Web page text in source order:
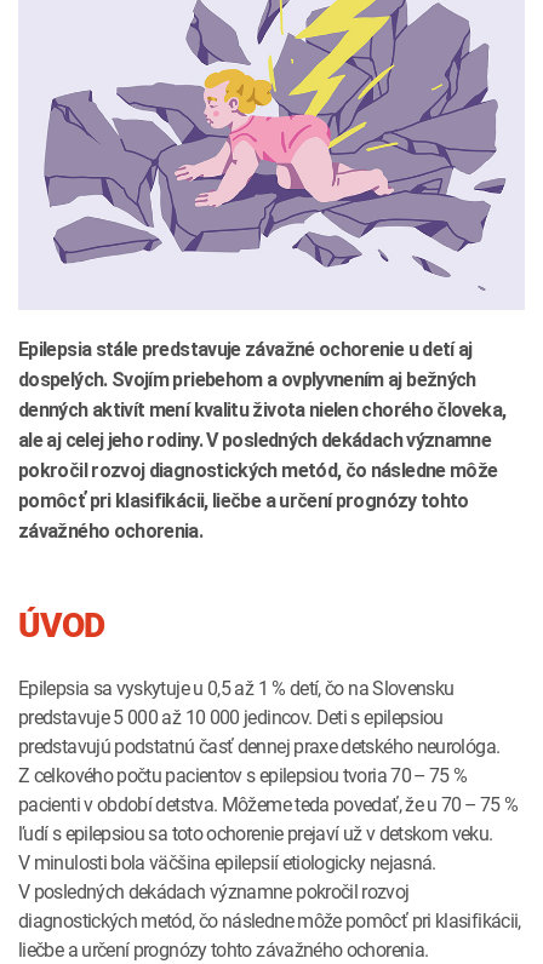
Epilepsia stále predstavuje závažné ochorenie u detí aj
dospelých. Svojím priebehom a ovplyvnením aj bežných
denných aktivít mení kvalitu života nielen chorého človeka,
ale aj celej jeho rodiny. V posledných dekádach významne
pokročil rozvoj diagnostických metód, čo následne môže
pomôcť pri klasifikácii, liečbe a určení prognózy tohto
závažného ochorenia.
ÚVOD
Epilepsia sa vyskytuje u 0,5 až 1 % detí, čo na Slovensku
predstavuje 5 000 až 10 000 jedincov. Deti s epilepsiou
predstavujú podstatnú časť dennej praxe detského neurológa.
Z celkového počtu pacientov s epilepsiou tvoria 70 – 75 %
pacienti v období detstva. Môžeme teda povedať, že u 70 – 75 %
ľudí s epilepsiou sa toto ochorenie prejaví už v detskom veku.
V minulosti bola väčšina epilepsií etiologicky nejasná.
V posledných dekádach významne pokročil rozvoj
diagnostických metód, čo následne môže pomôcť pri klasifikácii,
liečbe a určení prognózy tohto závažného ochorenia.